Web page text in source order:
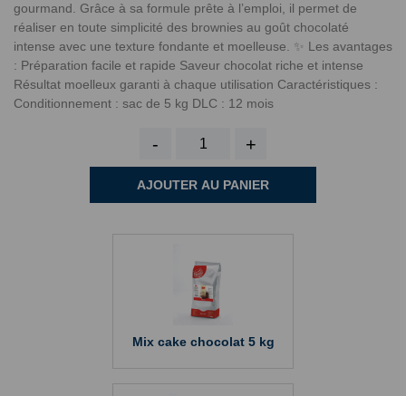
gourmand. Grâce à sa formule prête à l’emploi, il permet de
réaliser en toute simplicité des brownies au goût chocolaté
intense avec une texture fondante et moelleuse. ✨ Les avantages
: Préparation facile et rapide Saveur chocolat riche et intense
Résultat moelleux garanti à chaque utilisation Caractéristiques :
Conditionnement : sac de 5 kg DLC : 12 mois
- +
AJOUTER AU PANIER
Mix cake chocolat 5 kg